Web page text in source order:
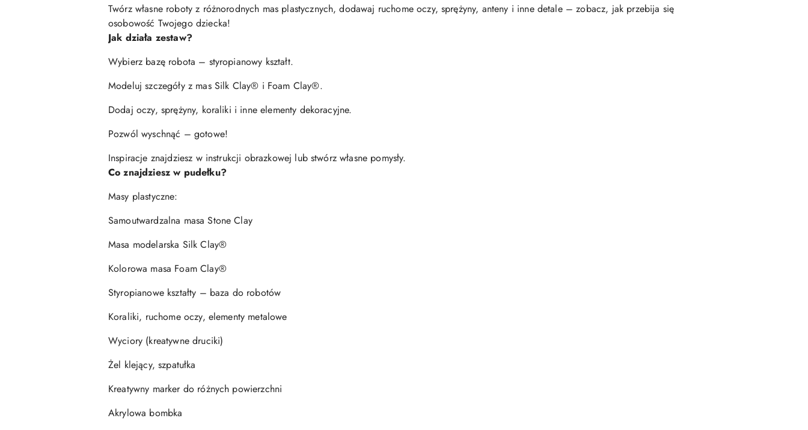
Twórz własne roboty z różnorodnych mas plastycznych, dodawaj ruchome oczy, sprężyny, anteny i inne detale – zobacz, jak przebija się
osobowość Twojego dziecka!
Jak działa zestaw?
Wybierz bazę robota – styropianowy kształt.
Modeluj szczegóły z mas Silk Clay® i Foam Clay®.
Dodaj oczy, sprężyny, koraliki i inne elementy dekoracyjne.
Pozwól wyschnąć – gotowe!
Inspiracje znajdziesz w instrukcji obrazkowej lub stwórz własne pomysły.
Co znajdziesz w pudełku?
Masy plastyczne:
Samoutwardzalna masa Stone Clay
Masa modelarska Silk Clay®
Kolorowa masa Foam Clay®
Styropianowe kształty – baza do robotów
Koraliki, ruchome oczy, elementy metalowe
Wyciory (kreatywne druciki)
Żel klejący, szpatułka
Kreatywny marker do różnych powierzchni
Akrylowa bombka